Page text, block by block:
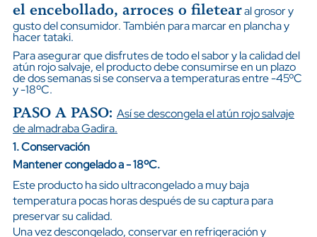
el encebollado, arroces o filetearal grosor y
gusto del consumidor. También para marcar en plancha y
hacer tataki.
Para asegurar que disfrutes de todo el sabor y la calidad del
atún rojo salvaje, el producto debe consumirse en un plazo
de dos semanas si se conserva a temperaturas entre -45ºC
y -18ºC.
PASO A PASO: Así se descongela el atún rojo salvaje
de almadraba Gadira.
1. Conservación
Mantener congelado a - 18ºC.
Este producto ha sido ultracongelado a muy baja
temperatura pocas horas después de su captura para
preservar su calidad.
Una vez descongelado, conservar en refrigeración y